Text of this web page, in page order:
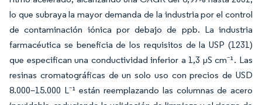
lo que subraya la mayor demanda de la industria por el control
de contaminación iónica por debajo de ppb. La industria
farmacéutica se beneficia de los requisitos de la USP (1231)
que especifican una conductividad inferior a 1,3 µS cm⁻¹. Las
resinas cromatográficas de un solo uso con precios de USD
8.000–15.000 L⁻¹ están reemplazando las columnas de acero